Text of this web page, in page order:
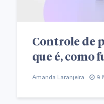
Controle de
que é, como
Amanda Laranjeira 9